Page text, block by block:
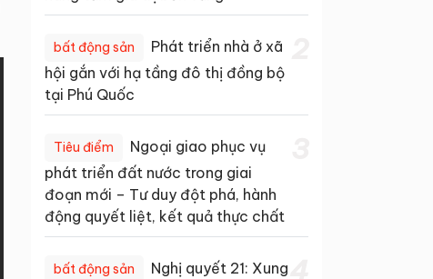
bất động sản
Phát triển nhà ở xã
hội gắn với hạ tầng đô thị đồng bộ
tại Phú Quốc
Tiêu điểm
Ngoại giao phục vụ
phát triển đất nước trong giai
đoạn mới – Tư duy đột phá, hành
động quyết liệt, kết quả thực chất
bất động sản
Nghị quyết 21: Xung